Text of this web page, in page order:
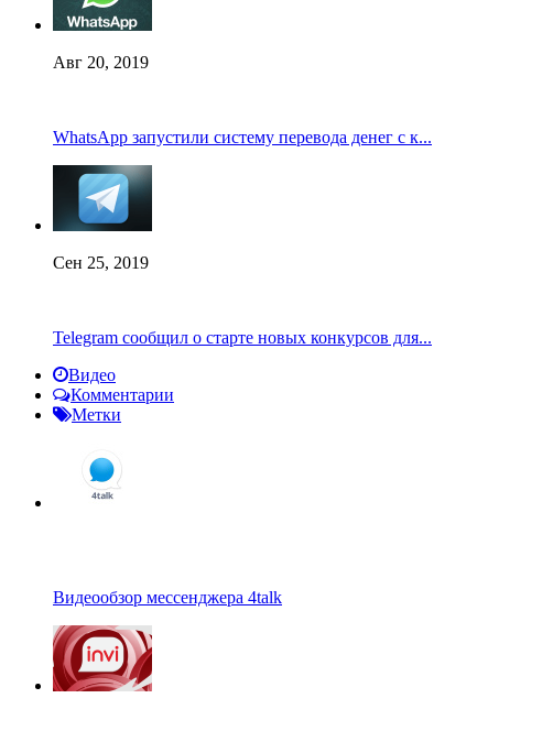
Авг 20, 2019
WhatsApp запустили систему перевода денег с к...
Сен 25, 2019
Telegram сообщил о старте новых конкурсов для...
Видео
Комментарии
Метки
Видеообзор мессенджера 4talk